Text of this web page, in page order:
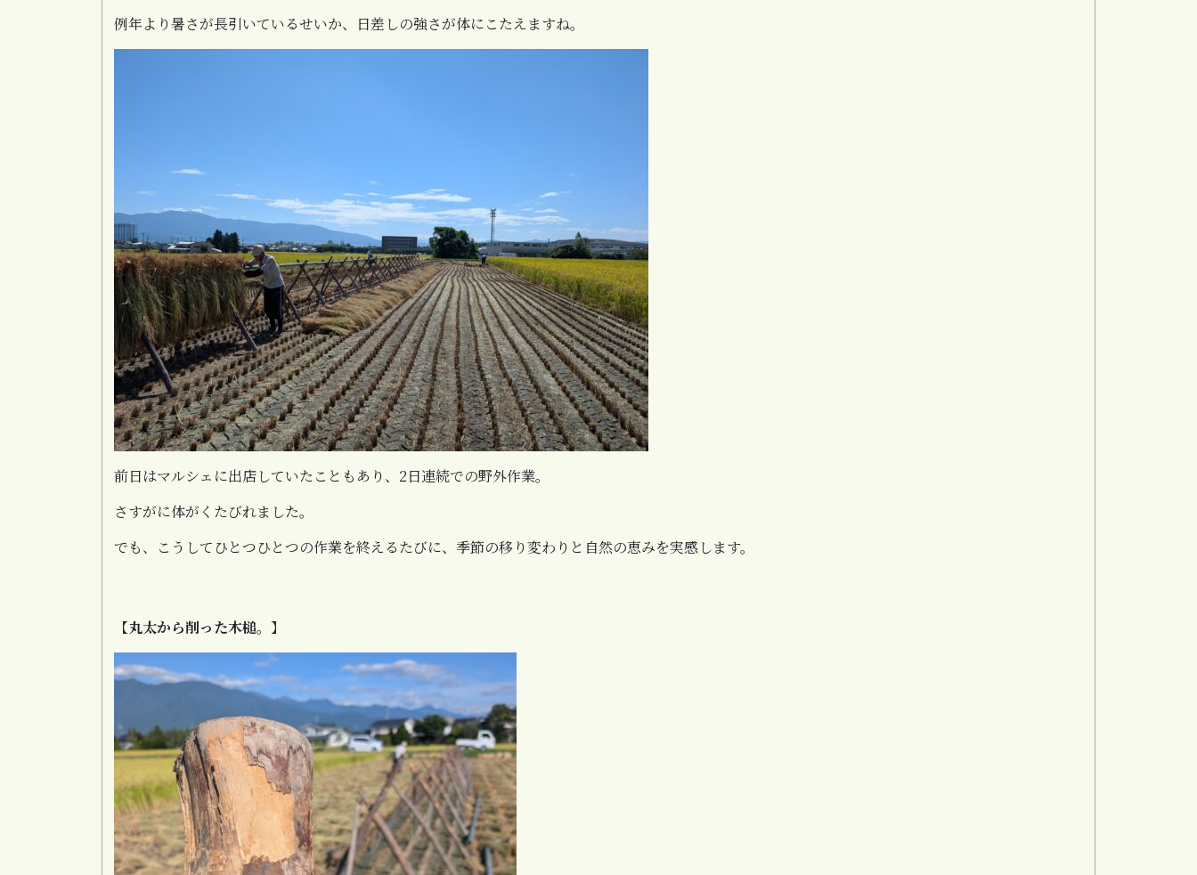
例年より暑さが長引いているせいか、日差しの強さが体にこたえますね。
前日はマルシェに出店していたこともあり、2日連続での野外作業。
さすがに体がくたびれました。
でも、こうしてひとつひとつの作業を終えるたびに、季節の移り変わりと自然の恵みを実感します。
【丸太から削った木槌。 】